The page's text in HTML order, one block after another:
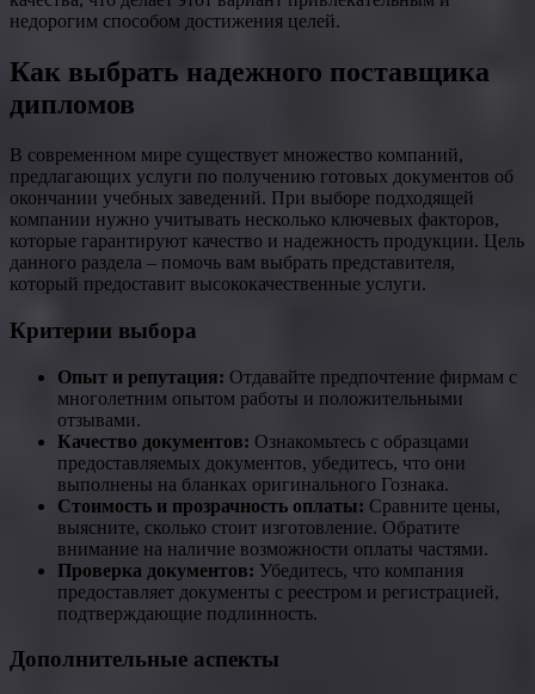
недорогим способом достижения целей.
Как выбрать надежного поставщика
дипломов
В современном мире существует множество компаний,
предлагающих услуги по получению готовых документов об
окончании учебных заведений. При выборе подходящей
компании нужно учитывать несколько ключевых факторов,
которые гарантируют качество и надежность продукции. Цель
данного раздела – помочь вам выбрать представителя,
который предоставит высококачественные услуги.
Критерии выбора
Опыт и репутация: Отдавайте предпочтение фирмам с
многолетним опытом работы и положительными
отзывами.
Качество документов: Ознакомьтесь с образцами
предоставляемых документов, убедитесь, что они
выполнены на бланках оригинального Гознака.
Стоимость и прозрачность оплаты: Сравните цены,
выясните, сколько стоит изготовление. Обратите
внимание на наличие возможности оплаты частями.
Проверка документов: Убедитесь, что компания
предоставляет документы с реестром и регистрацией,
подтверждающие подлинность.
Дополнительные аспекты